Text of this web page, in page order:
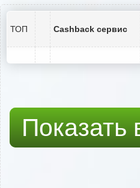
ТОП Cashback сервис
Показать